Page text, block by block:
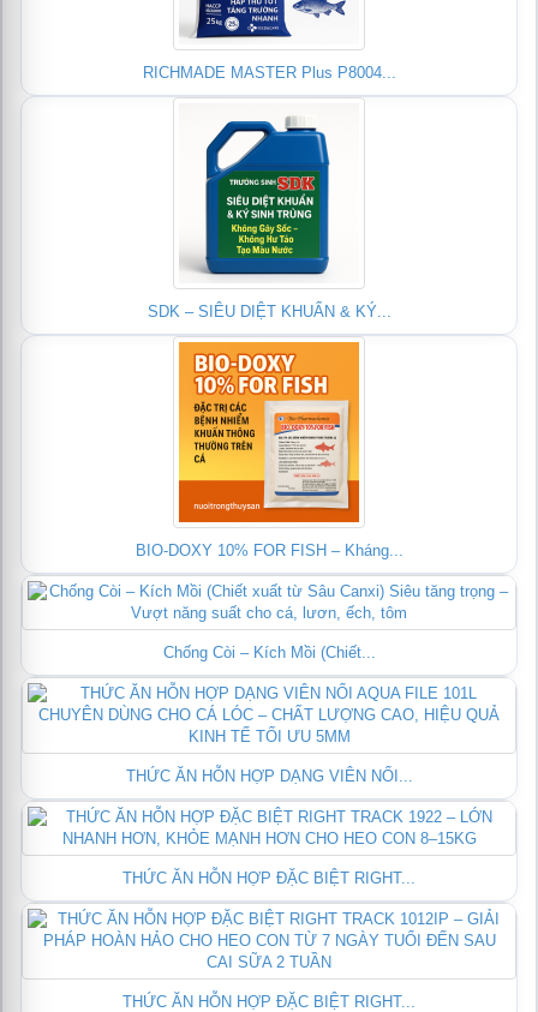
RICHMADE MASTER Plus P8004...
SDK – SIÊU DIỆT KHUẨN & KÝ...
BIO-DOXY 10% FOR FISH – Kháng...
Chống Còi – Kích Mồi (Chiết...
THỨC ĂN HỖN HỢP DẠNG VIÊN NỔI...
THỨC ĂN HỖN HỢP ĐẶC BIỆT RIGHT...
THỨC ĂN HỖN HỢP ĐẶC BIỆT RIGHT...